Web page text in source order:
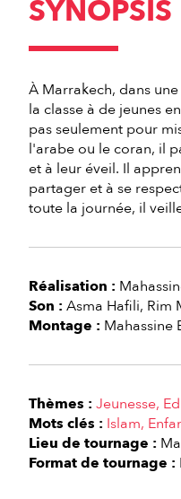
SYNOPSIS
À Marrakech, dans
la classe à de jeunes
pas seulement pour
l'arabe ou le coran, il
et à leur éveil. Il
partager et à se
toute la journée, il
Réalisation :
Son : Asma Hafili Rim
Montage : Mahassine
Thèmes : Jeunesse
Mots clés : Islam
Lieu de tournage :
Format de tournage :